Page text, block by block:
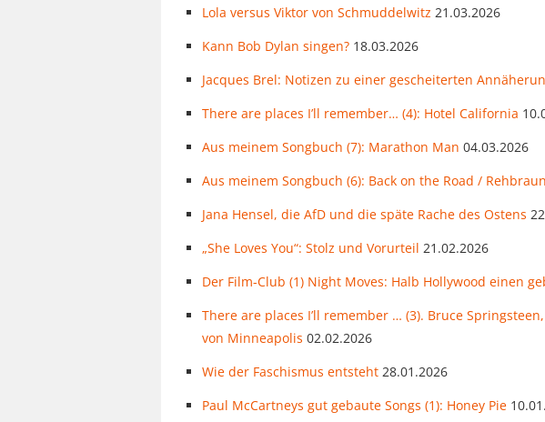
Lola versus Viktor von Schmuddelwitz 21.03.2026
Kann Bob Dylan singen? 18.03.2026
Jacques Brel: Notizen zu einer gescheiterten
There are places I’ll remember… (4): Hotel California
Aus meinem Songbuch (7): Marathon Man 04.03.2026
Aus meinem Songbuch (6): Back on the Road /
Jana Hensel, die AfD und die späte Rache des Ostens
„She Loves You“: Stolz und Vorurteil 21.02.2026
Der Film-Club (1) Night Moves: Halb Hollywood einen
There are places I’ll remember … (3). Bruce
von Minneapolis 02.02.2026
Wie der Faschismus entsteht 28.01.2026
Paul McCartneys gut gebaute Songs (1): Honey Pie